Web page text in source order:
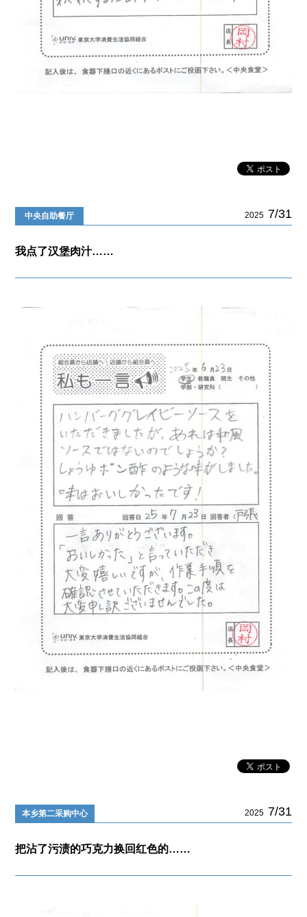
中央自助餐厅 2025 7/31
我点了汉堡肉汁……
本乡第二采购中心 2025 7/31
把沾了污渍的巧克力换回红色的……